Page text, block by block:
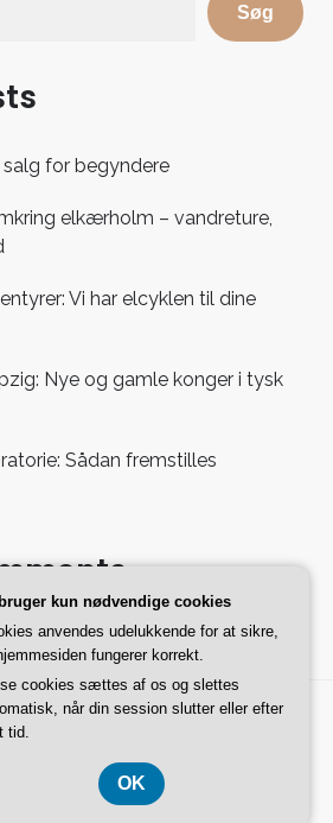
Søg
for begyndere
elkærholm – vandreture,
Vi har elcyklen til dine
Nye og gamle konger i tysk
Sådan fremstilles
at vise.
- WordPress Theme :
kun nødvendige cookies
anvendes udelukkende for at sikre,
fungerer korrekt.
cookies sættes af os og slettes
når din session slutter eller efter
tid.
OK